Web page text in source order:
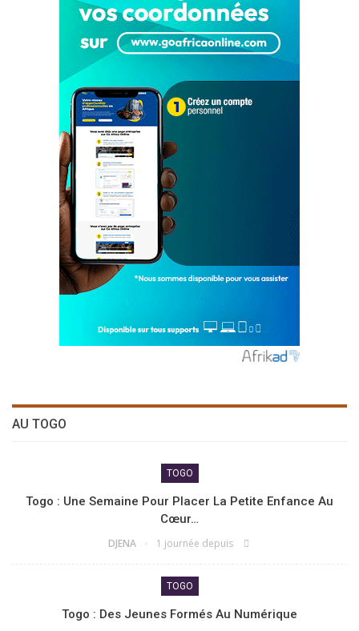
AU TOGO
TOGO
Togo : Une Semaine Pour Placer La Petite Enfance Au
Cœur…
DJENA 1 journée depuis
TOGO
Togo : Des Jeunes Formés Au Numérique